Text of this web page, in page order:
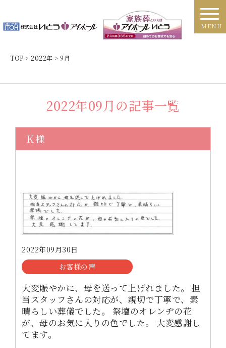
MENU
TOP > 2022年 > 9月
2022年09月の記事一覧
Ｋ様
2022年09月30日
お客様の声
大変賑やかに、母を送って上げれました。 担
当スタッフさんの対応が、親切で丁寧で、素
晴らしい葬儀でした。 祭壇のオレンヂの花
が、母のお気に入りの色でした。 大変感謝し
てます。